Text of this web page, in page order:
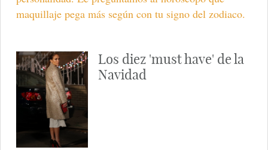
maquillaje pega más según con tu signo del zodiaco.
Los diez 'must have' de la
Navidad